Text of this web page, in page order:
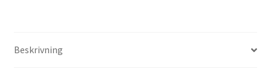
mängd
Beskrivning